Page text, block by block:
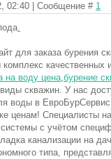
02:40 | Сообщение # 1
.
для заказа бурения
качественных
на воду цена,бурение
скважин. У нас
воды в
ценам! Специалисты
с учётом
канализации на
типа,